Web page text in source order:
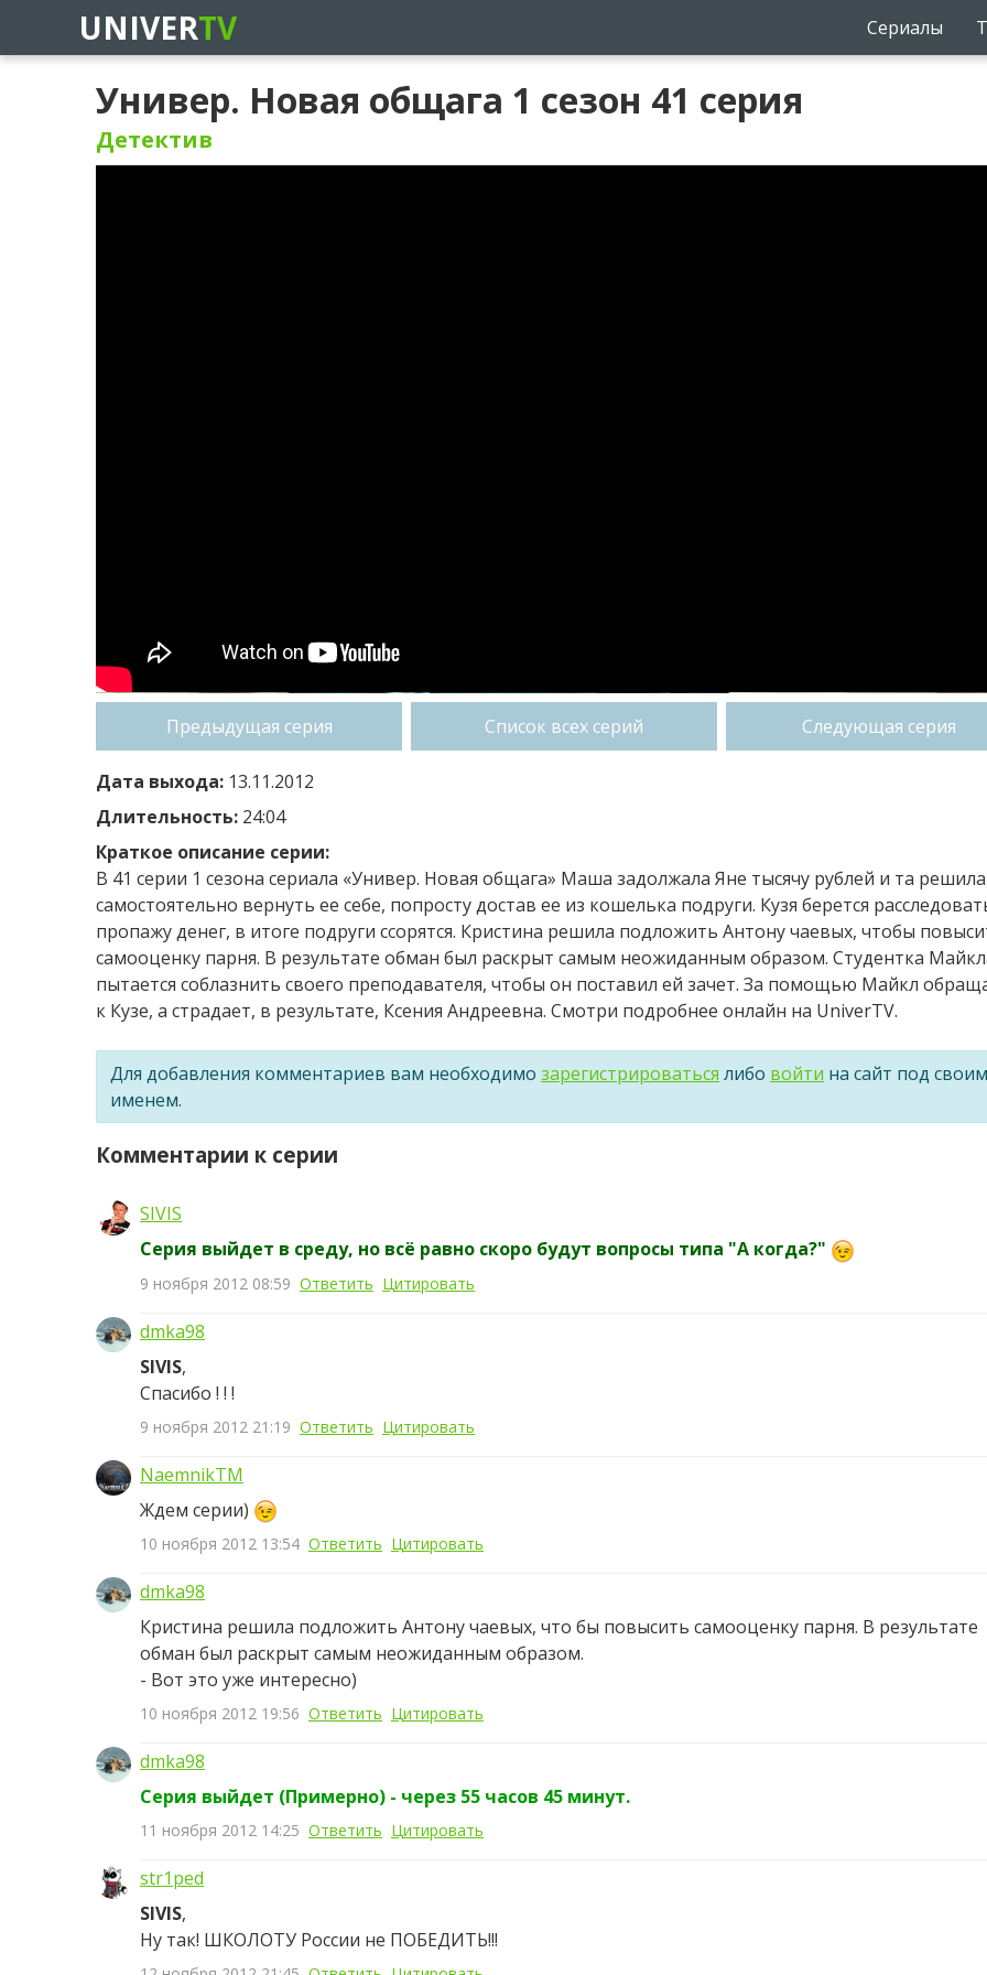
UNIVERTV Сериалы
Универ. Новая общага 1 сезон 41 серия
Детектив
Предыдущая серия Список всех серий Следующая серия
Дата выхода: 13.11.2012
Длительность: 24:04
Краткое описание серии:
В 41 серии 1 сезона сериала «Универ. Новая общага» Маша задолжала Яне тысячу рублей и та решила
самостоятельно вернуть ее себе, попросту достав ее из кошелька подруги. Кузя берется
пропажу денег, в итоге подруги ссорятся. Кристина решила подложить Антону чаевых, чтобы
самооценку парня. В результате обман был раскрыт самым неожиданным образом. Студентка
пытается соблазнить своего преподавателя, чтобы он поставил ей зачет. За помощью Майкл
к Кузе, а страдает, в результате, Ксения Андреевна. Смотри подробнее онлайн на UniverTV.
Для добавления комментариев вам необходимо зарегистрироваться либо войти на сайт под своим
именем.
Комментарии к серии
SIVIS
Серия выйдет в среду, но всё равно скоро будут вопросы типа "А когда?"
9 ноября 2012 08:59 Ответить Цитировать
dmka98
SIVIS,
Спасибо ! ! !
9 ноября 2012 21:19 Ответить Цитировать
NaemnikTM
Ждем серии)
10 ноября 2012 13:54 Ответить Цитировать
dmka98
Кристина решила подложить Антону чаевых, что бы повысить самооценку парня. В результате
обман был раскрыт самым неожиданным образом.
- Вот это уже интересно)
10 ноября 2012 19:56 Ответить Цитировать
dmka98
Серия выйдет (Примерно) - через 55 часов 45 минут.
11 ноября 2012 14:25 Ответить Цитировать
str1ped
SIVIS,
Ну так! ШКОЛОТУ России не ПОБЕДИТЬ!!!